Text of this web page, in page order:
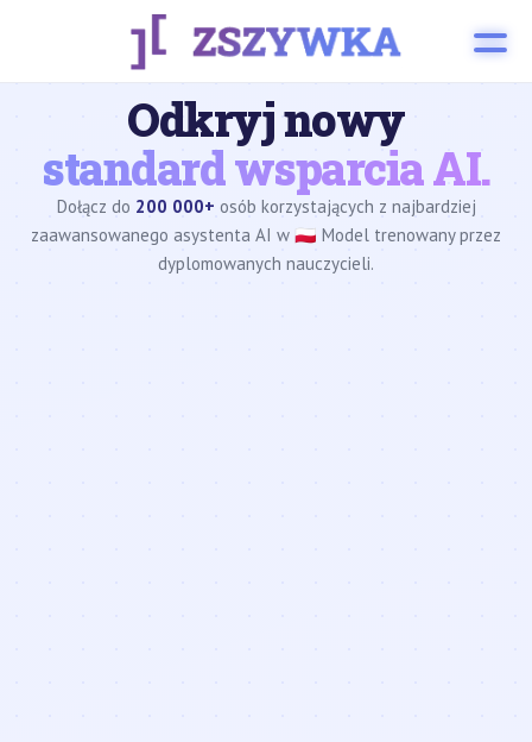
Odkryj nowy
standard wsparcia AI.
Dołącz do 200 000+ osób korzystających z najbardziej
zaawansowanego asystenta AI w 🇵🇱 Model trenowany przez
dyplomowanych nauczycieli.